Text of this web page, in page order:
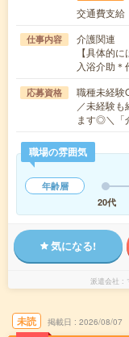
交通費支給
仕事内容
介護関連
【具体的
入浴介助
応募資格
職種未経験
／未経験
ます◎＼「
職場の雰囲気
年齢層
20代
気になる!
派遣会社
未読 掲載日 2026/08/07